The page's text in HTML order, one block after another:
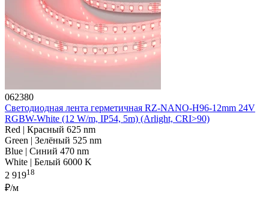
062380
Светодиодная лента герметичная RZ-NANO-H96-12mm 24V
RGBW-White (12 W/m, IP54, 5m) (Arlight, CRI>90)
Red | Красный 625 nm
Green | Зелёный 525 nm
Blue | Синий 470 nm
White | Белый 6000 K
2 91918
₽/м